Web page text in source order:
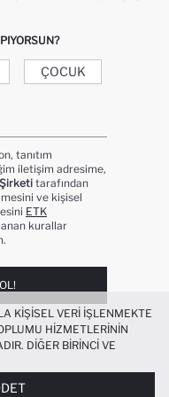
ÇOCUK
tanıtım
iletişim adresime,
tarafından
ve kişisel
ETK
kurallar
KIŞISEL VERI IŞLENMEKTE
HIZMETLERININ
DIĞER BIRINCI VE
IYI BIR ALIŞVERIŞ
IŞLEVSEL KILINMASI VE
HALINDE, SIZLERE